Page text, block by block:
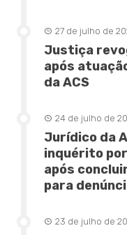
27 de julho de
Justiça
após
da ACS
24 de julho de
Jurídico da
inquérito
após
para
23 de julho de